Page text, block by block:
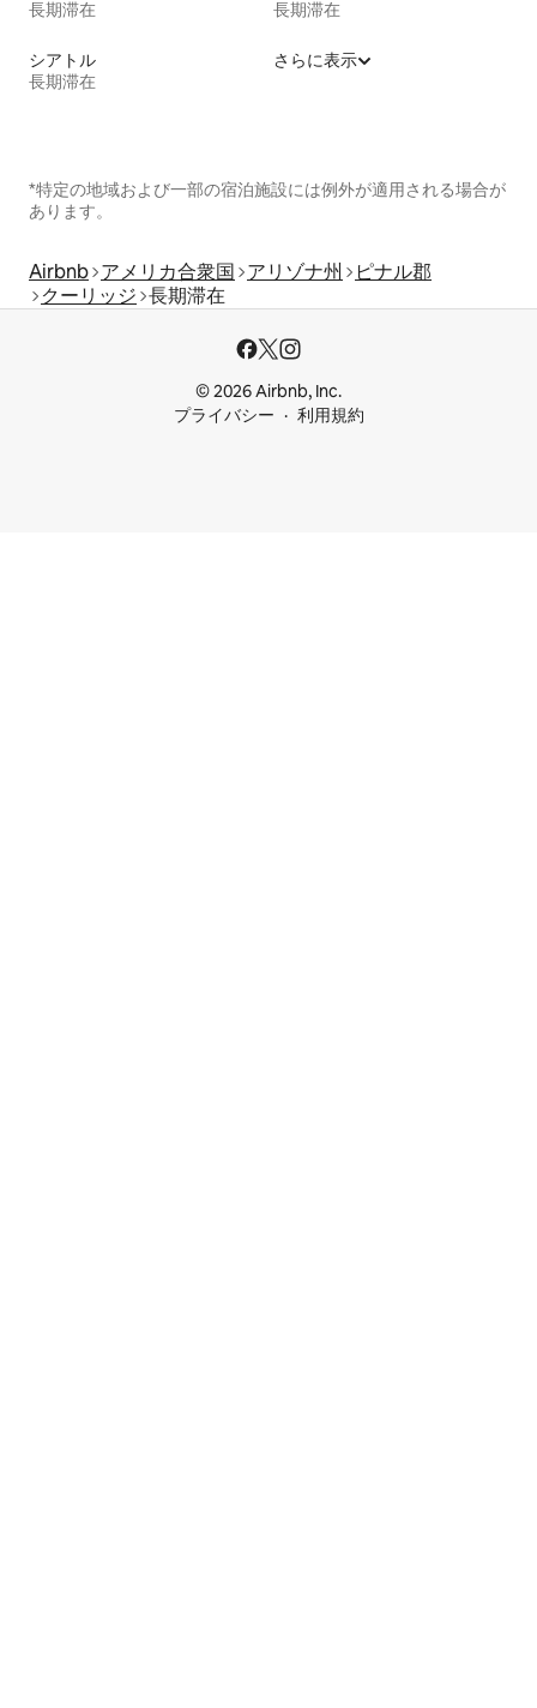
長期滞在 長期滞在
シアトル
長期滞在
さらに表示
*特定の地域および一部の宿泊施設には例外が適用される場合が
あります。
Airbnb アメリカ合衆国 アリゾナ州
ピナル郡
クーリッジ 長期滞在
© 2026 Airbnb, Inc.
プライバシー
利用規約